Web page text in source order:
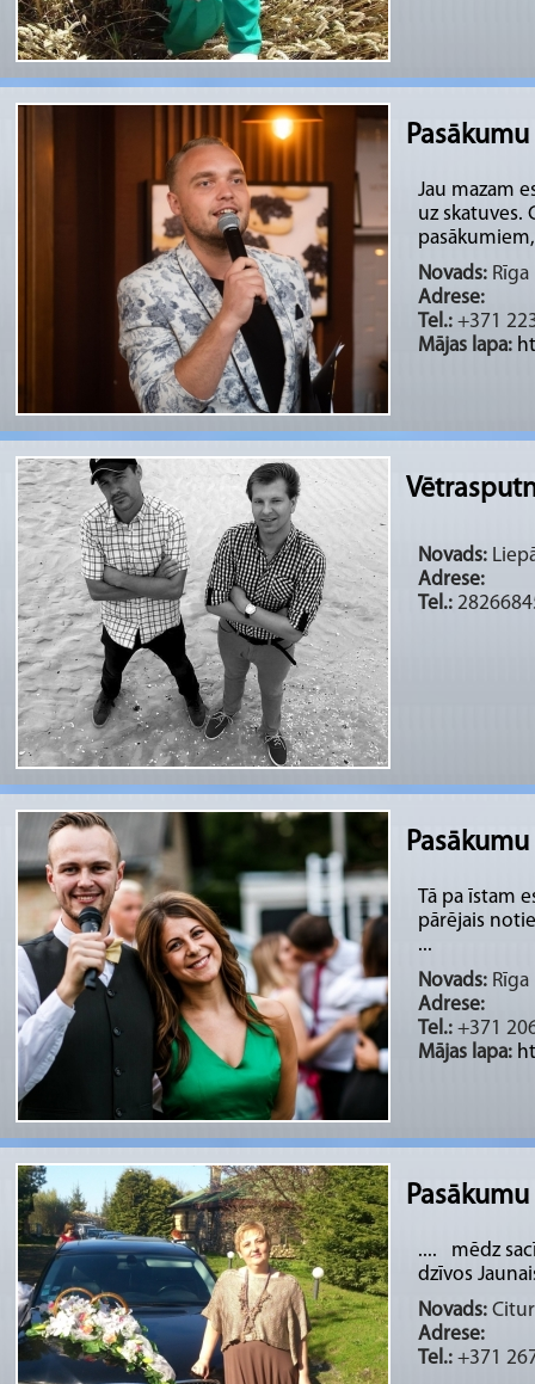
Pasākumu
Jau mazam
uz skatuves.
Novads:
Adrese:
Tel.: +371
Mājas lapa:
Novads:
Adrese:
Tel.:
Tā pa īstam
pārējais
...
Novads:
Adrese:
Tel.: +371
Mājas lapa:
.... mēdz
dzīvos
Novads: Citur
Adrese:
Tel.: +371